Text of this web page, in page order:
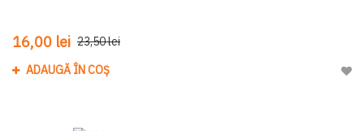
16,00 lei 23,50 lei
ADAUGĂ ÎN COȘ